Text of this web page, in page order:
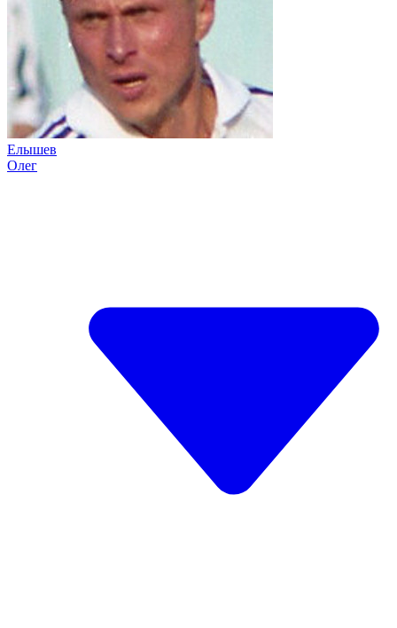
Елышев
Олег